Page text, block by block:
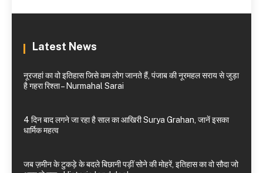
Latest News
नूरजहां का वो इतिहास जिसे कम लोग जानते हैं, पंजाब की नूरमहल सराय से जुड़ा
है गहरा रिश्ता – Nurmahal Sarai
4 दिन बाद लगने जा रहा है साल का आखिरी Surya Grahan, जानें इसका
धार्मिक महत्व
जब ज़मीन के टुकड़े के बदले बिछानी पड़ीं सोने की मोहरें, इतिहास का वो सौदा जो